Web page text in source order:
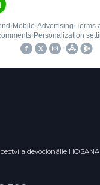
a devocionálie HOSANA